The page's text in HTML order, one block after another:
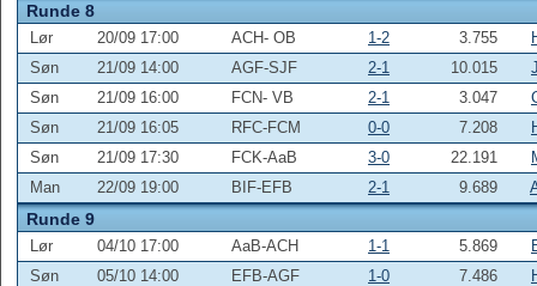
Runde 8
Lør 20/09 17:00 ACH- OB 1-2 3.755
Søn
21/09 14:00 AGF-SJF 2-1 10.015
Søn
21/09 16:00 FCN- VB 2-1 3.047
Søn
21/09 16:05 RFC-FCM 0-0 7.208
Søn
21/09 17:30 FCK-AaB 3-0 22.191
Man
22/09 19:00 BIF-EFB 2-1 9.689
Runde 9
Lør 04/10 17:00 AaB-ACH 1-1 5.869
Søn
05/10 14:00 EFB-AGF 1-0 7.486